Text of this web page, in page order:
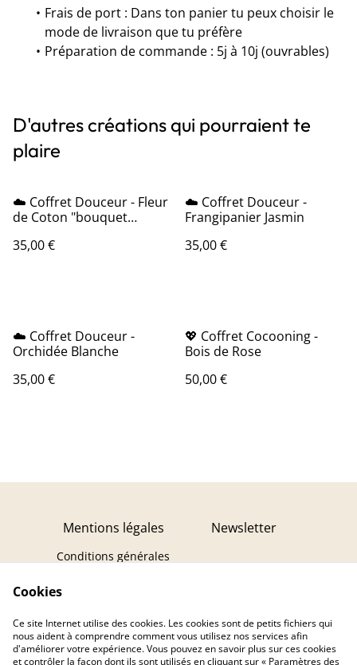
Frais de port : Dans ton panier tu peux choisir le
mode de livraison que tu préfère
Préparation de commande : 5j à 10j (ouvrables)
D'autres créations qui pourraient te
plaire
☁️ Coffret Douceur - Fleur
de Coton "bouquet
35,00 €
☁️ Coffret Douceur -
Frangipanier Jasmin
35,00 €
☁️ Coffret Douceur -
Orchidée Blanche
35,00 €
💖 Coffret Cocooning -
Bois de Rose
50,00 €
Mentions légales
Conditions générales
Newsletter
Contact Droit de rétractation
Cookies
Ce site Internet utilise des cookies. Les cookies sont de petits fichiers qui
nous aident à comprendre comment vous utilisez nos services afin
d'améliorer votre expérience. Vous pouvez en savoir plus sur ces cookies
et contrôler la façon dont ils sont utilisés en cliquant sur « Paramètres des